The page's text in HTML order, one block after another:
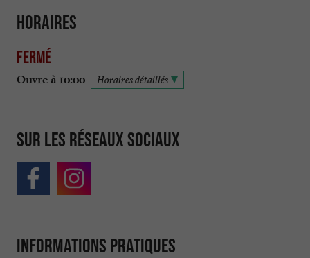
Horaires
Fermé
Ouvre à 10:00 Horaires détaillés
Sur les réseaux sociaux
Informations pratiques